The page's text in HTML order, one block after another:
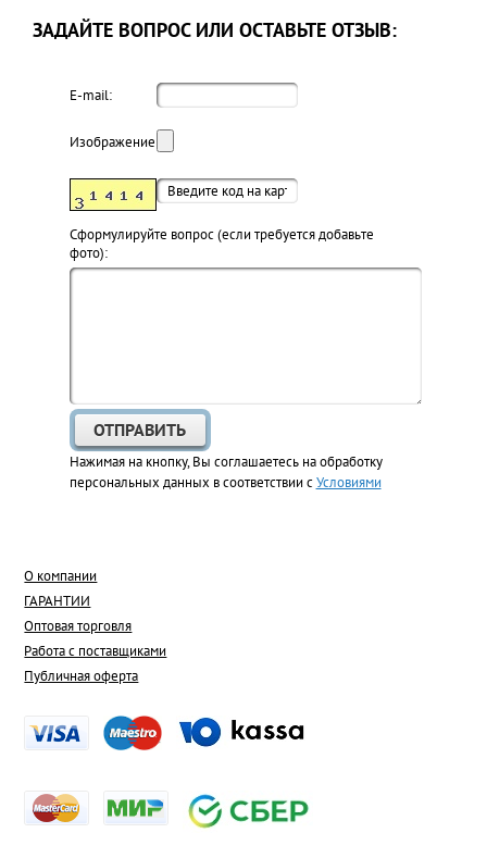
ЗАДАЙТЕ ВОПРОС ИЛИ ОСТАВЬТЕ ОТЗЫВ:
E-mail:
Изображение:
Cформулируйте вопрос (если требуется добавьте
фото):
Нажимая на кнопку, Вы соглашаетесь на обработку
персональных данных в соответствии сУсловиями
О компании
ГАРАНТИИ
Оптовая торговля
Работа с поставщиками
Публичная оферта